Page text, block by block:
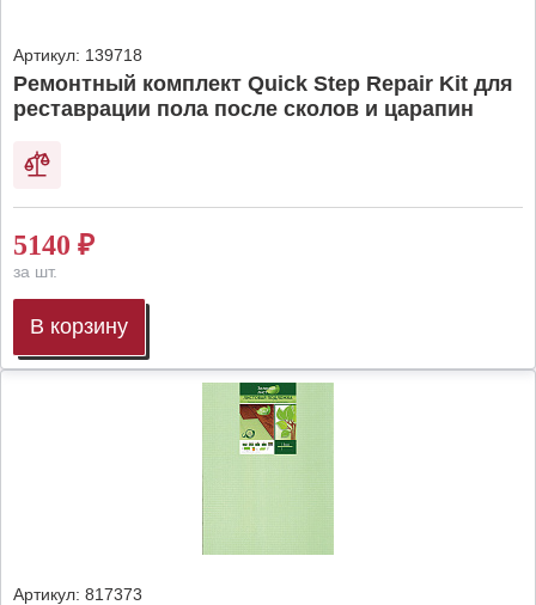
Артикул: 139718
Ремонтный комплект Quick Step Repair Kit для
реставрации пола после сколов и царапин
5140 ₽
за шт.
В корзину
Артикул: 817373